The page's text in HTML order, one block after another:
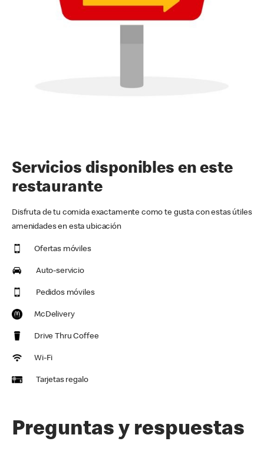
Servicios disponibles en este
restaurante
Disfruta de tu comida exactamente como te gusta con estas útiles
amenidades en esta ubicación
Ofertas móviles
Auto-servicio
Pedidos móviles
McDelivery
Drive Thru Coffee
Wi-Fi
Tarjetas regalo
Preguntas y respuestas